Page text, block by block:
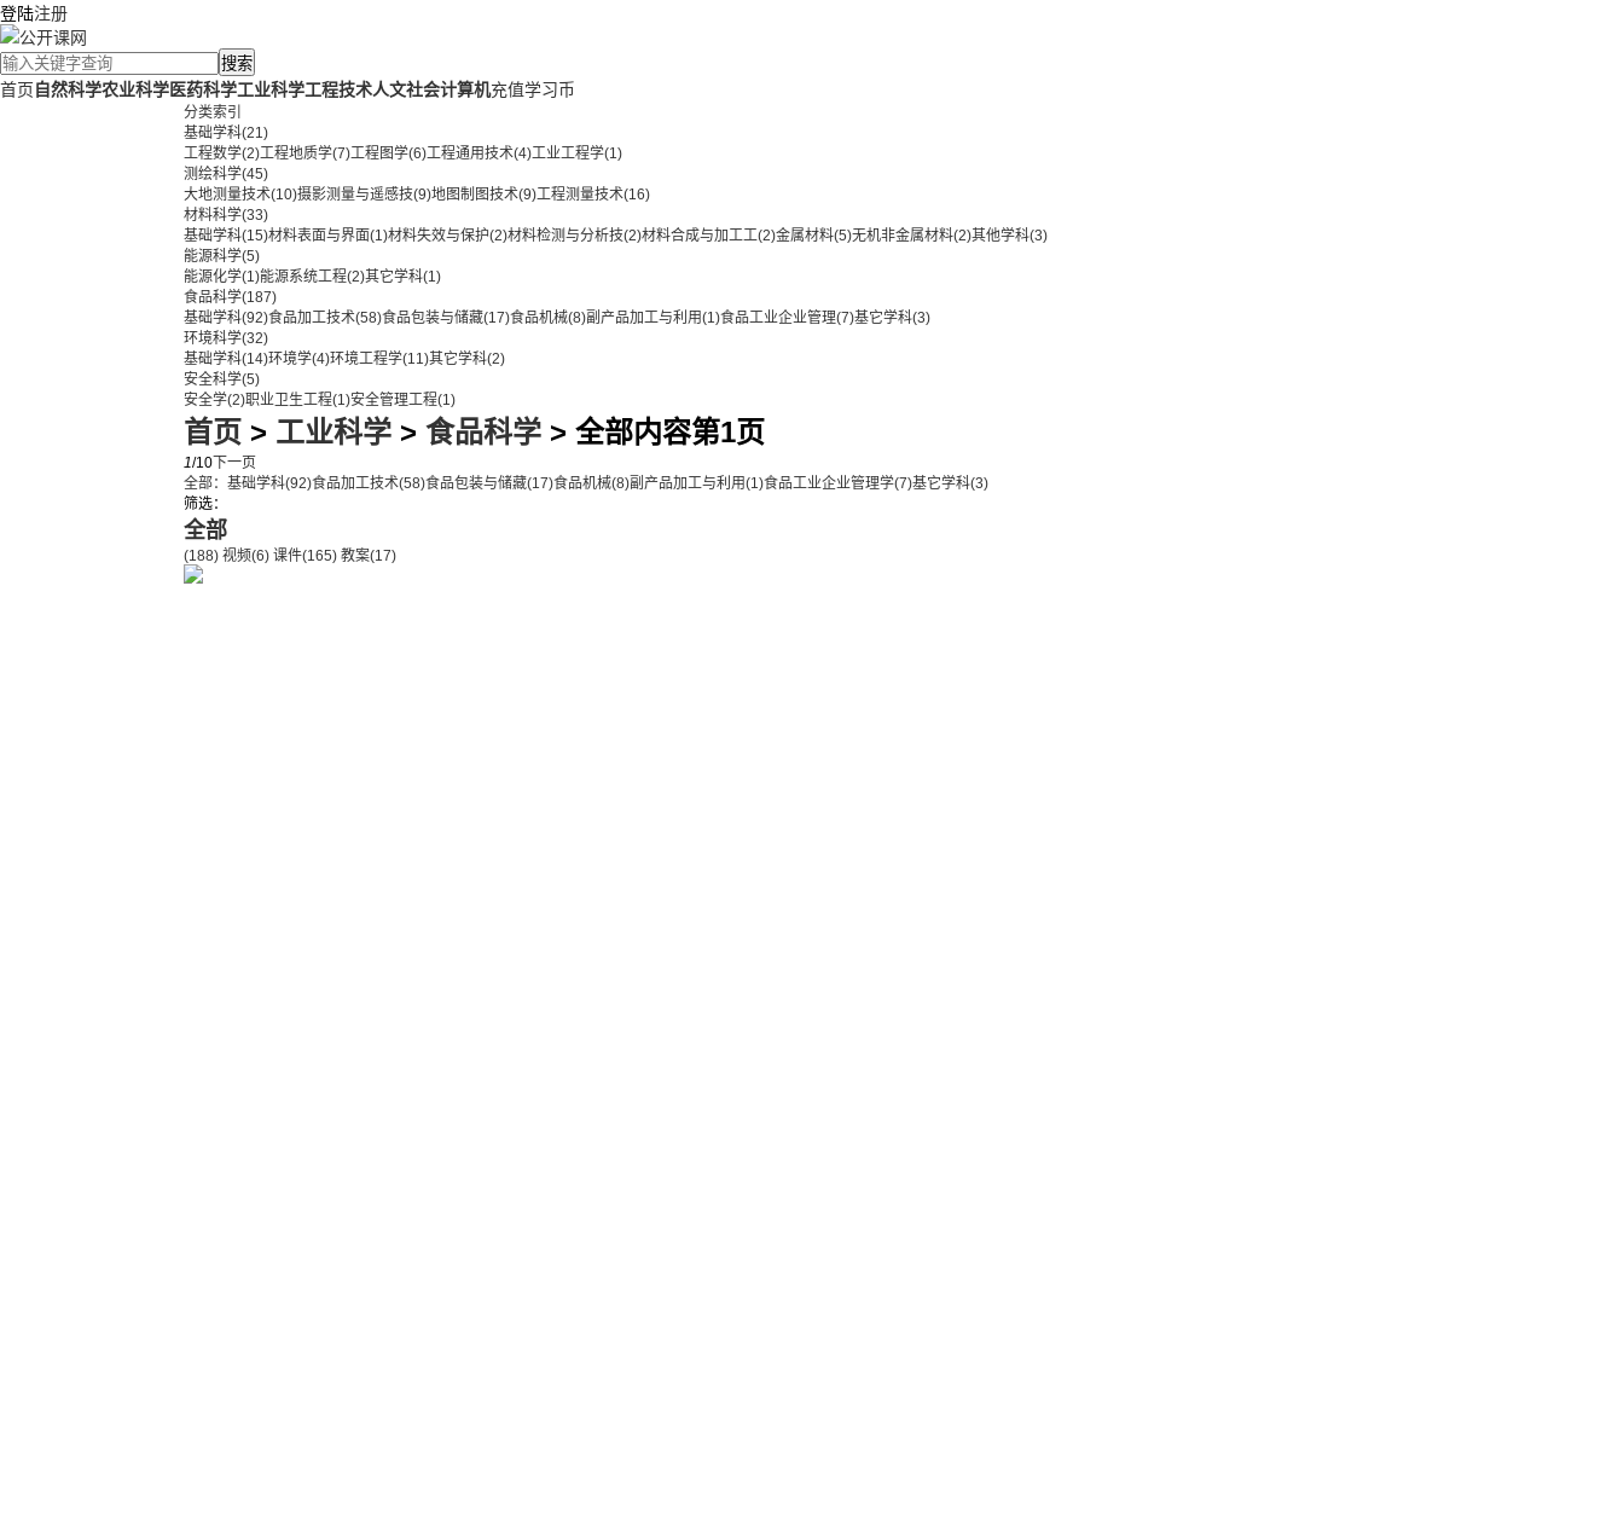
登陆注册
搜索
首页自然科学农业科学医药科学工业科学工程技术人文社会计算机充值学习币
分类索引
基础学科(21)
工程数学(2)工程地质学(7)工程图学(6)工程通用技术(4)工业工程学(1)
测绘科学(45)
大地测量技术(10)摄影测量与遥感技(9)地图制图技术(9)工程测量技术(16)
材料科学(33)
基础学科(15)材料表面与界面(1)材料失效与保护(2)材料检测与分析技(2)材料合成与加工工(2)金属材料(5)无机非金属材料(2)其他学科(3)
能源科学(5)
能源化学(1)能源系统工程(2)其它学科(1)
食品科学(187)
基础学科(92)食品加工技术(58)食品包装与储藏(17)食品机械(8)副产品加工与利用(1)食品工业企业管理(7)基它学科(3)
环境科学(32)
基础学科(14)环境学(4)环境工程学(11)其它学科(2)
安全科学(5)
安全学(2)职业卫生工程(1)安全管理工程(1)
首页 > 工业科学 > 食品科学 > 全部内容第1页
1/10 下一页
全部： 基础学科(92)食品加工技术(58)食品包装与储藏(17)食品机械(8)副产品加工与利用(1)食品工业企业管理学(7)基它学科(3)
筛选：
全部
(188) 视频(6) 课件(165) 教案(17)